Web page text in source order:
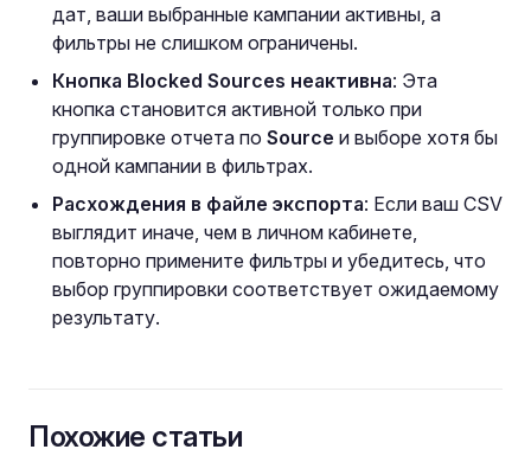
дат, ваши выбранные кампании активны, а
фильтры не слишком ограничены.
Кнопка Blocked Sources неактивна: Эта
кнопка становится активной только при
группировке отчета по Source и выборе хотя бы
одной кампании в фильтрах.
Расхождения в файле экспорта: Если ваш CSV
выглядит иначе, чем в личном кабинете,
повторно примените фильтры и убедитесь, что
выбор группировки соответствует ожидаемому
результату.
Похожие статьи